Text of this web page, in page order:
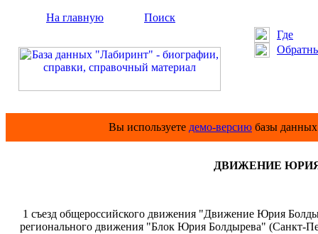
На главную
Поиск
Где
Вы используете демо-версию базы
ДВИЖЕНИЕ ЮРИЯ
1 съезд общероссийского движения "Движение Юрия
регионального движения "Блок Юрия Болдырева" (Санкт-